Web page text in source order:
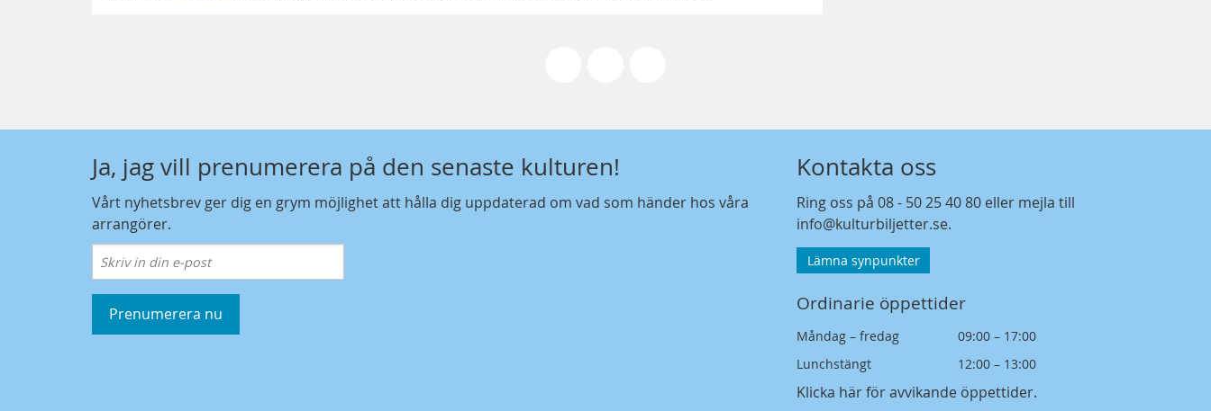
Ja, jag vill prenumerera på den senaste kulturen!
Vårt nyhetsbrev ger dig en grym möjlighet att hålla dig uppdaterad om vad som händer hos våra
arrangörer.
Prenumerera nu
Kontakta oss
Ring oss på08 - 50 25 40 80 eller mejla till
info@kulturbiljetter.se.
Lämna synpunkter
Ordinarie öppettider
Måndag – fredag
09:00 – 17:00
Lunchstängt
12:00 – 13:00
Klicka här för avvikande öppettider.